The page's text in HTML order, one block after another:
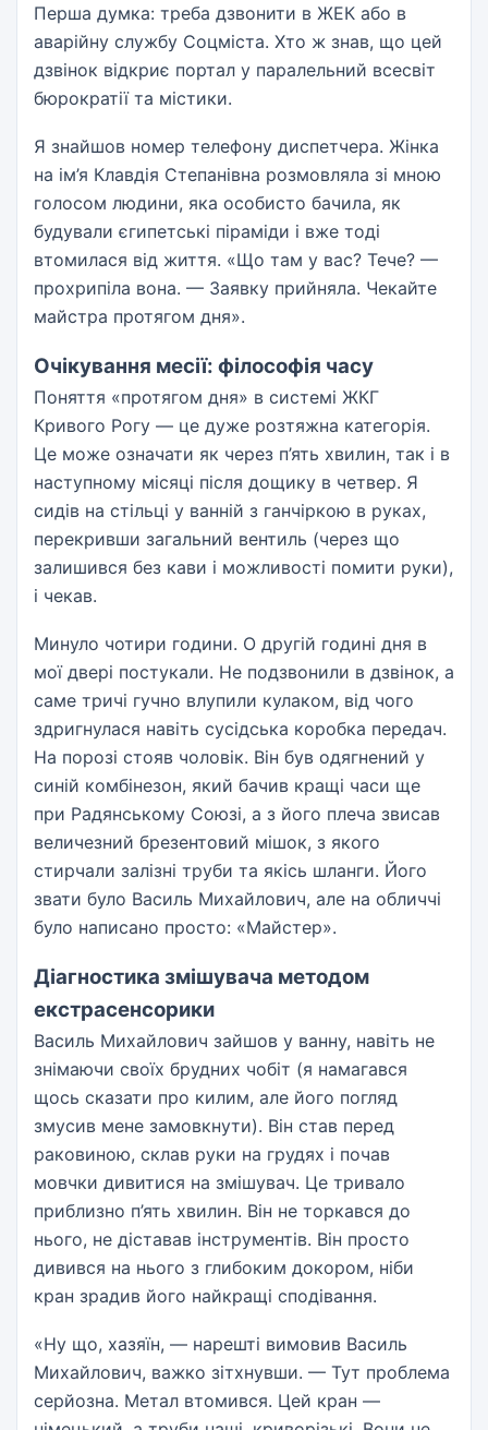
Перша думка: треба дзвонити в ЖЕК або в
аварійну службу Соцміста. Хто ж знав, що цей
дзвінок відкриє портал у паралельний всесвіт
бюрократії та містики.
Я знайшов номер телефону диспетчера. Жінка
на ім’я Клавдія Степанівна розмовляла зі мною
голосом людини, яка особисто бачила, як
будували єгипетські піраміди і вже тоді
втомилася від життя. «Що там у вас? Тече? —
прохрипіла вона. — Заявку прийняла. Чекайте
майстра протягом дня».
Очікування месії: філософія часу
Поняття «протягом дня» в системі ЖКГ
Кривого Рогу — це дуже розтяжна категорія.
Це може означати як через п’ять хвилин, так і в
наступному місяці після дощику в четвер. Я
сидів на стільці у ванній з ганчіркою в руках,
перекривши загальний вентиль (через що
залишився без кави і можливості помити руки),
і чекав.
Минуло чотири години. О другій годині дня в
мої двері постукали. Не подзвонили в дзвінок, а
саме тричі гучно влупили кулаком, від чого
здригнулася навіть сусідська коробка передач.
На порозі стояв чоловік. Він був одягнений у
синій комбінезон, який бачив кращі часи ще
при Радянському Союзі, а з його плеча звисав
величезний брезентовий мішок, з якого
стирчали залізні труби та якісь шланги. Його
звати було Василь Михайлович, але на обличчі
було написано просто: «Майстер».
Діагностика змішувача методом
екстрасенсорики
Василь Михайлович зайшов у ванну, навіть не
знімаючи своїх брудних чобіт (я намагався
щось сказати про килим, але його погляд
змусив мене замовкнути). Він став перед
раковиною, склав руки на грудях і почав
мовчки дивитися на змішувач. Це тривало
приблизно п’ять хвилин. Він не торкався до
нього, не діставав інструментів. Він просто
дивився на нього з глибоким докором, ніби
кран зрадив його найкращі сподівання.
«Ну що, хазяїн, — нарешті вимовив Василь
Михайлович, важко зітхнувши. — Тут проблема
серйозна. Метал втомився. Цей кран —